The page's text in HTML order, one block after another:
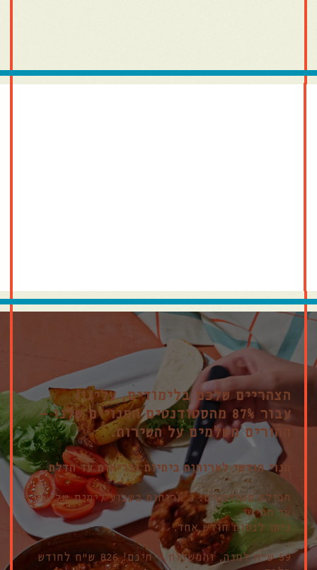
הצהריים שלכם בלימודים, עלינו!
עבור 87% מהסטודנטים המנויים שלנו -
ההורים משלמים על השירות.
מנוי חודשי לארוחות ביתיות ובריאות עד הדלת.
חבילת סטודנטים: 3 ארוחות בשבוע לימים שלישי
עד חמישי.
ניתן לנסות חודש אחד.
59 ש״ח למנה, והמשלוח - חינם! 826 ש״ח לחודש